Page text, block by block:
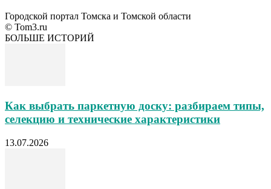
Городской портал Томска и Томской области
© Tom3.ru
БОЛЬШЕ ИСТОРИЙ
Как выбрать паркетную доску: разбираем типы,
селекцию и технические характеристики
13.07.2026